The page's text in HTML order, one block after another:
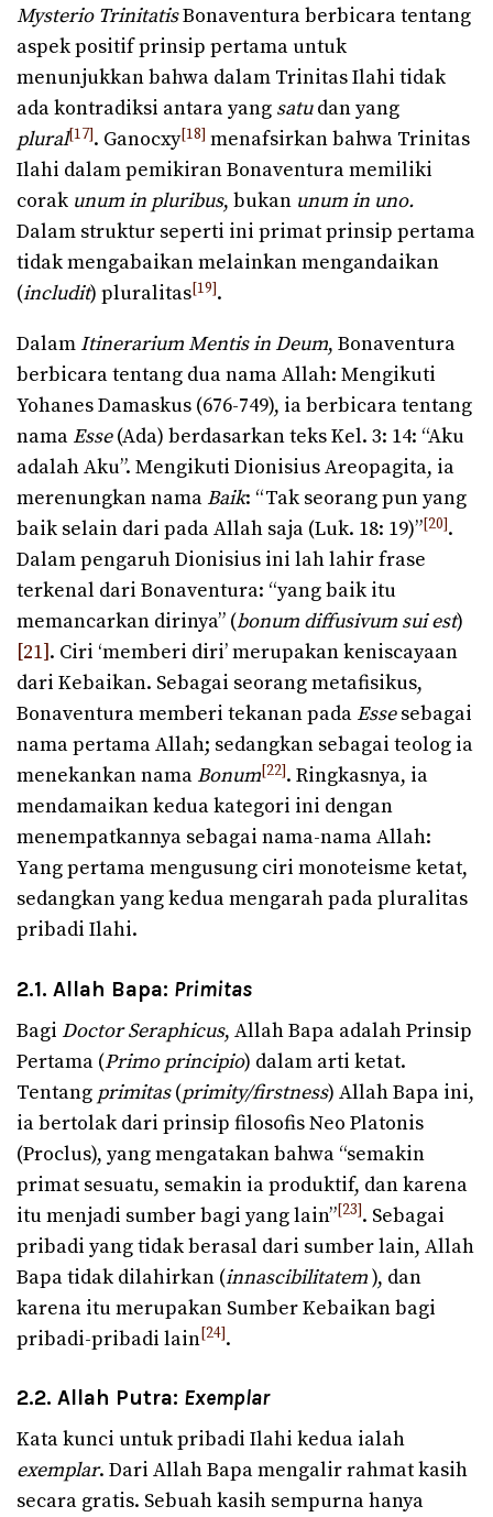
Mysterio TrinitatisBonaventura berbicara tentang
aspek positif prinsip pertama untuk
menunjukkan bahwa dalam Trinitas Ilahi tidak
ada kontradiksi antara yang satudan yang
plural[17]. Ganocxy[18] menafsirkan bahwa Trinitas
Ilahi dalam pemikiran Bonaventura memiliki
corak unum in pluribus, bukan unum in uno.
Dalam struktur seperti ini primat prinsip pertama
tidak mengabaikan melainkan mengandaikan
(includit) pluralitas[19].
Dalam Itinerarium Mentis in Deum, Bonaventura
berbicara tentang dua nama Allah: Mengikuti
Yohanes Damaskus (676-749), ia berbicara tentang
nama Esse(Ada) berdasarkan teks Kel. 3: 14: “Aku
adalah Aku”. Mengikuti Dionisius Areopagita, ia
merenungkan nama Baik: “Tak seorang pun yang
baik selain dari pada Allah saja (Luk. 18: 19)”[20].
Dalam pengaruh Dionisius ini lah lahir frase
terkenal dari Bonaventura: “yang baik itu
memancarkan dirinya” (bonum diffusivum sui est)
[21]. Ciri ‘memberi diri’ merupakan keniscayaan
dari Kebaikan. Sebagai seorang metafisikus,
Bonaventura memberi tekanan pada Essesebagai
nama pertama Allah; sedangkan sebagai teolog ia
menekankan nama Bonum[22]. Ringkasnya, ia
mendamaikan kedua kategori ini dengan
menempatkannya sebagai nama-nama Allah:
Yang pertama mengusung ciri monoteisme ketat,
sedangkan yang kedua mengarah pada pluralitas
pribadi Ilahi.
2.1. Allah Bapa: Primitas
Bagi Doctor Seraphicus, Allah Bapa adalah Prinsip
Pertama (Primo principio) dalam arti ketat.
Tentang primitas(primity/firstness) Allah Bapa ini,
ia bertolak dari prinsip filosofis Neo Platonis
(Proclus), yang mengatakan bahwa “semakin
primat sesuatu, semakin ia produktif, dan karena
itu menjadi sumber bagi yang lain”[23]. Sebagai
pribadi yang tidak berasal dari sumber lain, Allah
Bapa tidak dilahirkan (innascibilitatem), dan
karena itu merupakan Sumber Kebaikan bagi
pribadi-pribadi lain[24].
2.2. Allah Putra: Exemplar
Kata kunci untuk pribadi Ilahi kedua ialah
exemplar. Dari Allah Bapa mengalir rahmat kasih
secara gratis. Sebuah kasih sempurna hanya